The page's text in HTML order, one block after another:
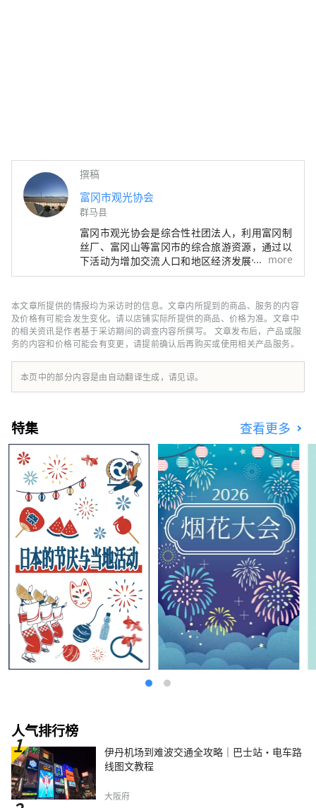
撰稿
富冈市观光协会
群马县
富冈市观光协会是综合性社团法人，利用富冈制
丝厂、富冈山等富冈市的综合旅游资源，通过以
下活动为增加交流人口和地区经济发展做出贡
献。促进旅游业发展，带动区域发展。
more
本文章所提供的情报均为采访时的信息。文章内所提到的商品、服务的内容
及价格有可能会发生变化。请以店铺实际所提供的商品、价格为准。文章中
的相关资讯是作者基于采访期间的调查内容所撰写。 文章发布后，产品或服
务的内容和价格可能会有变更，请提前确认后再购买或使用相关产品服务。
本页中的部分内容是由自动翻译生成，请见谅。
特集 查看更多
人气排行榜
伊丹机场到难波交通全攻略｜巴士站・电车路
线图文教程
大阪府